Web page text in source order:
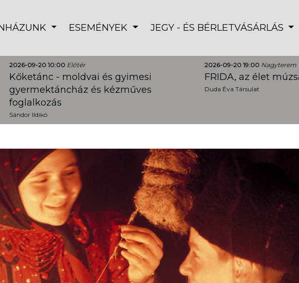
ESEMÉNYEK JEGY - ÉS BÉRLETVÁSÁRLÁS
2026-09-20 10:00 Előtér
Kőketánc - moldvai és gyimesi
gyermektáncház és kézműves
foglalkozás
Sándor Ildikó
2026-09-20 19:00 Nagyterem
FRIDA, az élet
Duda Éva Társulat